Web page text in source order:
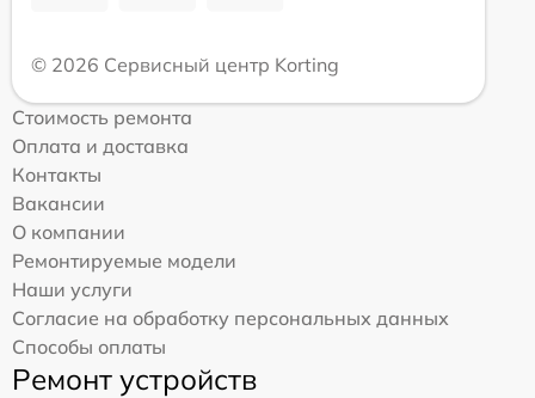
© 2026 Сервисный центр Korting
Стоимость ремонта
Оплата и доставка
Контакты
Вакансии
О компании
Ремонтируемые модели
Наши услуги
Согласие на обработку персональных данных
Способы оплаты
Ремонт устройств